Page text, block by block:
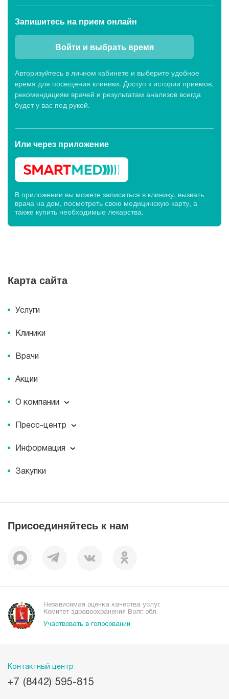
Запишитесь на прием онлайн
Войти и выбрать время
Авторизуйтесь в личном кабинете и выберите удобное
время для посещения клиники. Доступ к истории приемов,
рекомендациям врачей и результатам анализов всегда
будет у вас под рукой.
Или через приложение
В приложении вы можете записаться в клинику, вызвать
врача на дом, посмотреть свою медицинскую карту, а
также купить необходимые лекарства.
Карта сайта
Услуги
Клиники
Врачи
Акции
О компании
О компании
История
Документы
Пациентам
Пресс-центр
Пресс-центр
Журнал для пациентов «МЕДСИ СЕГОДНЯ»
Информация
Информация
Закупки
Присоединяйтесь к нам
Независимая оценка качества услуг.
Комитет здравоохранения Волг. обл.
Участвовать в голосовании
Контактный центр
+7 (8442) 595-815